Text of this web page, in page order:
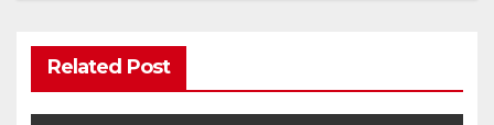
Related Post